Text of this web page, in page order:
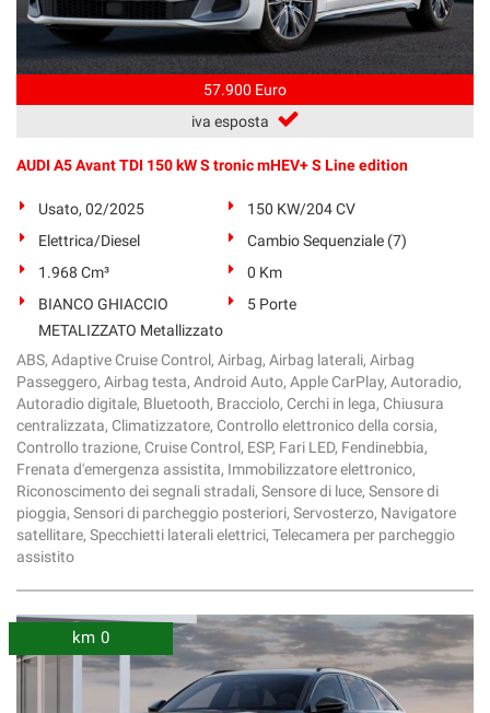
57.900 Euro
iva esposta
AUDI A5 Avant TDI 150 kW S tronic mHEV+ S Line edition
Usato, 02/2025
150 KW/204 CV
Elettrica/Diesel
Cambio Sequenziale (7)
1.968 Cm³
0 Km
BIANCO GHIACCIO
METALIZZATO Metallizzato
5 Porte
ABS, Adaptive Cruise Control, Airbag, Airbag laterali, Airbag
Passeggero, Airbag testa, Android Auto, Apple CarPlay, Autoradio,
Autoradio digitale, Bluetooth, Bracciolo, Cerchi in lega, Chiusura
centralizzata, Climatizzatore, Controllo elettronico della corsia,
Controllo trazione, Cruise Control, ESP, Fari LED, Fendinebbia,
Frenata d'emergenza assistita, Immobilizzatore elettronico,
Riconoscimento dei segnali stradali, Sensore di luce, Sensore di
pioggia, Sensori di parcheggio posteriori, Servosterzo, Navigatore
satellitare, Specchietti laterali elettrici, Telecamera per parcheggio
assistito
km 0